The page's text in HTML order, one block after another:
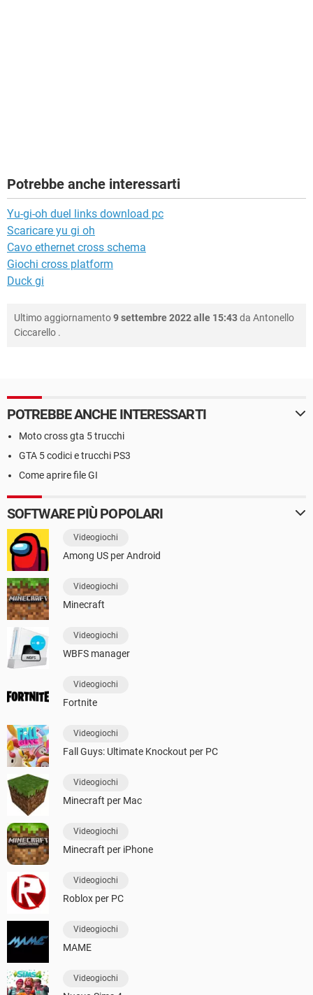
Potrebbe anche interessarti
Yu-gi-oh duel links download pc
Scaricare yu gi oh
Cavo ethernet cross schema
Giochi cross platform
Duck gi
Ultimo aggiornamento9 settembre 2022 alle 15:43da Antonello
Ciccarello .
POTREBBE ANCHE INTERESSARTI
Moto cross gta 5 trucchi
GTA 5 codici e trucchi PS3
Come aprire file GI
SOFTWARE PIÙ POPOLARI
Videogiochi
Among US per Android
Videogiochi
Minecraft
Videogiochi
WBFS manager
Videogiochi
Fortnite
Videogiochi
Fall Guys: Ultimate Knockout per PC
Videogiochi
Minecraft per Mac
Videogiochi
Minecraft per iPhone
Videogiochi
Roblox per PC
Videogiochi
MAME
Videogiochi